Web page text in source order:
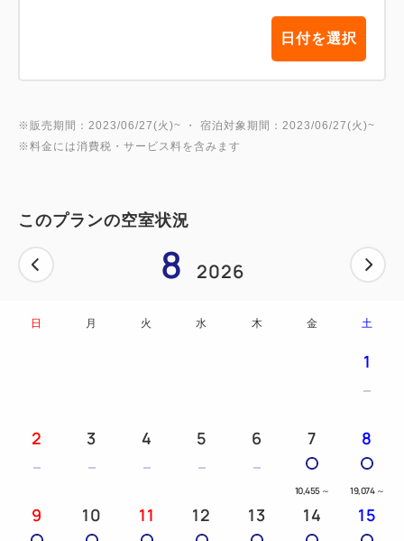
日付を選択
※販売期間：2023/06/27(火)~ ・ 宿泊対象期間：2023/06/27(火)~
※料金には消費税・サービス料を含みます
このプランの空室状況
8 2026
日 月 火 水 木 金 土
1
2 3 4 5 6 7
10,455 ～
8
19,074 ～
9 10 11 12 13 14 15